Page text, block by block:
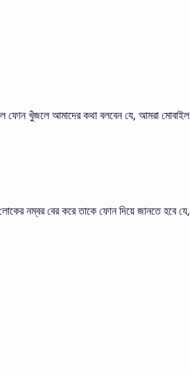
ফোন খুঁজলে আমাদের কথা বলবেন যে, আমরা
নম্বর বের করে তাকে ফোন দিয়ে জানতে হবে